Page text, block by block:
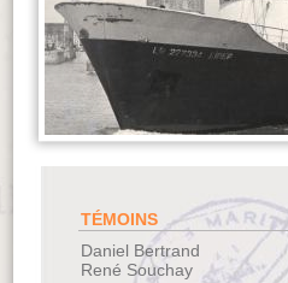
TÉMOINS
Daniel Bertrand
René Souchay